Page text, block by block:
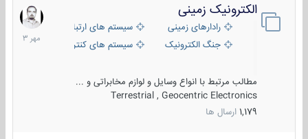
الکترونیک زمینی
رادارهای زمینی
سیستم های ارتباطی و جمع آوری
جنگ الکترونیک
سیستم های کنترل آتش و تجهیزات
مطالب مرتبط با انواع وسایل و لوازم مخابراتی و ...
Terrestrial , Geocentric Electronics
1,179 ارسال ها
1
مهر
1403